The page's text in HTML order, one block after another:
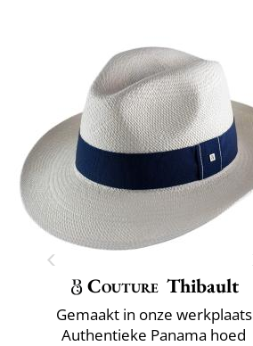
Couture Thibault
Gemaakt in onze werkplaats
Authentieke Panama hoed